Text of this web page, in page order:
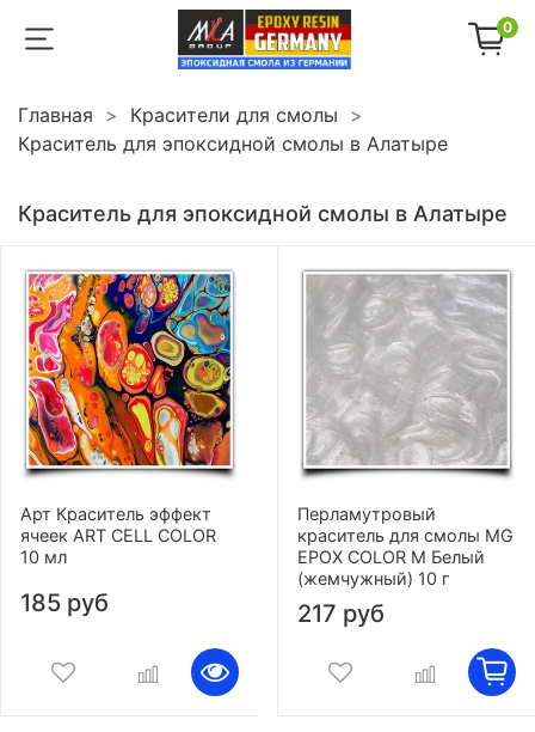
0
Главная
Красители для смолы
Краситель для эпоксидной смолы в Алатыре
Краситель для эпоксидной смолы в Алатыре
Арт Краситель эффект
ячеек ART CELL COLOR
10 мл
185 руб
Перламутровый
краситель для смолы MG
EPOX COLOR M Белый
(жемчужный) 10 г
217 руб